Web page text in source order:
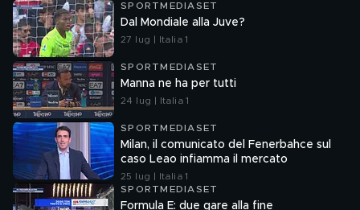
SPORTMEDIASET
Dal Mondiale alla Juve?
27 lug | Italia 1
SPORTMEDIASET
Manna ne ha per tutti
24 lug | Italia 1
SPORTMEDIASET
Milan, il comunicato del Fenerbahce sul
caso Leao infiamma il mercato
25 lug | Italia 1
SPORTMEDIASET
Formula E: due gare alla fine